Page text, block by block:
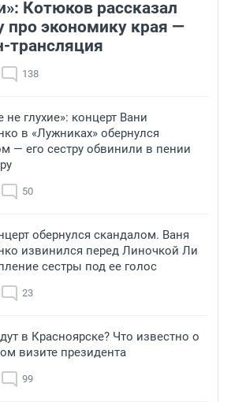
Котюков рассказал
про экономику края —
трансляция
138
глухие»: концерт Вани
в «Лужниках» обернулся
— его сестру обвинили в пении
50
обернулся скандалом. Ваня
извинился перед Линочкой Ли
сестры под ее голос
23
в Красноярске? Что известно о
визите президента
99